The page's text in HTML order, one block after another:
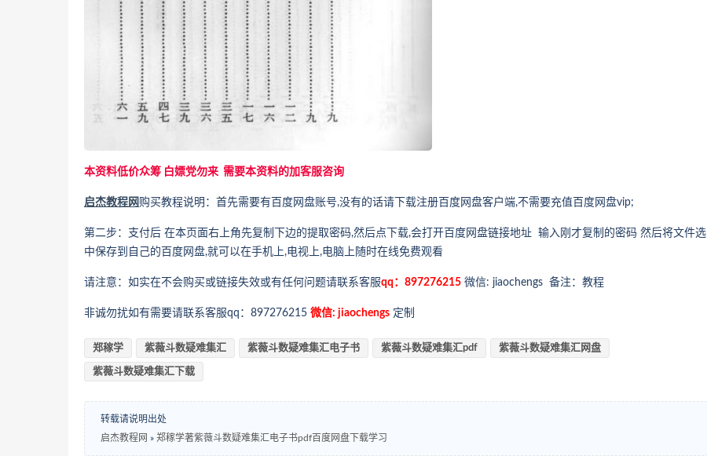
本资料低价众筹 白嫖党勿来 需要本资料的加客服咨询
启杰教程网 购买教程说明：首先需要有百度网盘账号,没有的话请下载注册百度网盘客户端,不需要充值百度网盘vip;
第二步：支付后 在本页面右上角先复制下边的提取密码,然后点下载,会打开百度网盘链接地址 输入刚才复制的密码 然后将文件选
中保存到自己的百度网盘,就可以在手机上,电视上,电脑上随时在线免费观看
请注意：如实在不会购买或链接失效或有任何问题请联系客服qq：897276215 微信: jiaochengs 备注：教程
非诚勿扰如有需要请联系客服qq：897276215 微信: jiaochengs 定制
郑稼学 紫薇斗数疑难集汇 紫薇斗数疑难集汇电子书 紫薇斗数疑难集汇pdf 紫薇斗数疑难集汇网盘
紫薇斗数疑难集汇下载
转载请说明出处
启杰教程网 » 郑稼学著紫薇斗数疑难集汇电子书pdf百度网盘下载学习